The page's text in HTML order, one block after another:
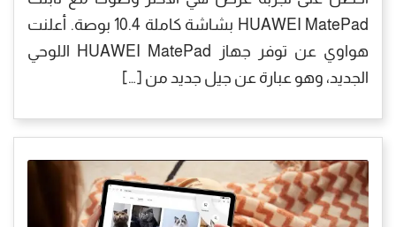
HUAWEI MatePad بشاشة كاملة 10.4 بوصة. أعلنت
هواوي عن توفر جهاز HUAWEI MatePad اللوحي
الجديد، وهو عبارة عن جيل جديد من […]